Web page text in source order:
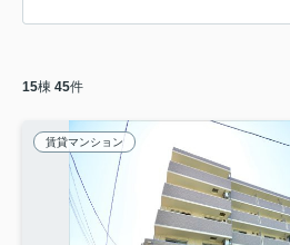
15棟 45件
賃貸マンション